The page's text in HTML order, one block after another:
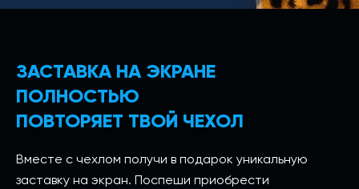
ЗАСТАВКА НА ЭКРАНЕ
ПОЛНОСТЬЮ
ПОВТОРЯЕТ ТВОЙ ЧЕХОЛ
Вместе с чехлом получи в подарок уникальную
заставку на экран. Поспеши приобрести